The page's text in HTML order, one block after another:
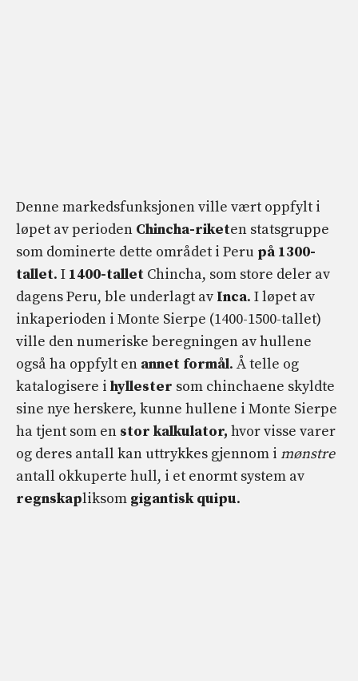
Denne markedsfunksjonen ville vært oppfylt i
løpet av perioden Chincha-riketen statsgruppe
som dominerte dette området i Peru på 1300-
tallet. I 1400-tallet Chincha, som store deler av
dagens Peru, ble underlagt av Inca. I løpet av
inkaperioden i Monte Sierpe (1400-1500-tallet)
ville den numeriske beregningen av hullene
også ha oppfylt en annet formål. Å telle og
katalogisere i hyllester som chinchaene skyldte
sine nye herskere, kunne hullene i Monte Sierpe
ha tjent som en stor kalkulator, hvor visse varer
og deres antall kan uttrykkes gjennom i mønstre
antall okkuperte hull, i et enormt system av
regnskapliksom gigantisk quipu.